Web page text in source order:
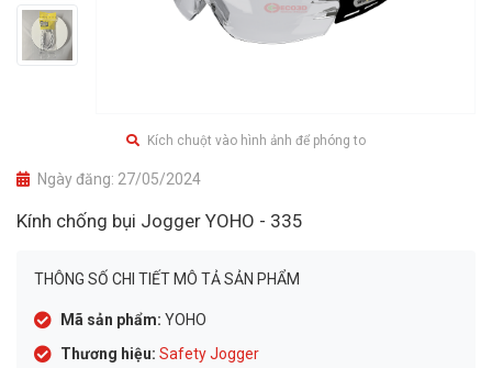
Kích chuột vào hình ảnh để phóng to
Ngày đăng: 27/05/2024
Kính chống bụi Jogger YOHO - 335
THÔNG SỐ CHI TIẾT MÔ TẢ SẢN PHẨM
Mã sản phẩm: YOHO
Thương hiệu: Safety Jogger